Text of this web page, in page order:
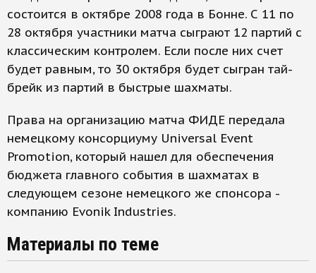
состоится в октябре 2008 года в Бонне. С 11 по
28 октября участники матча сыграют 12 партий с
классическим контролем. Если после них счет
будет равным, то 30 октября будет сыгран тай-
брейк из партий в быстрые шахматы.
Права на организацию матча ФИДЕ передала
немецкому консорциуму Universal Event
Promotion, который нашел для обеспечения
бюджета главного события в шахматах в
следующем сезоне немецкого же спонсора -
компанию Evonik Industries.
Материалы по теме